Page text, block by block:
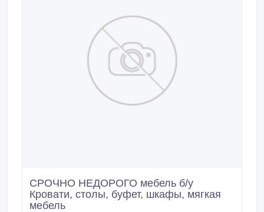
СРОЧНО НЕДОРОГО мебель б/у
Кровати, столы, буфет, шкафы, мягкая
мебель